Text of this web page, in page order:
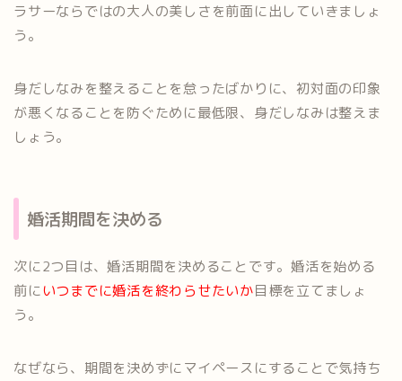
ラサーならではの大人の美しさを前面に出していきましょ
う。
身だしなみを整えることを怠ったばかりに、初対面の印象
が悪くなることを防ぐために最低限、身だしなみは整えま
しょう。
婚活期間を決める
次に2つ目は、婚活期間を決めることです。婚活を始める
前にいつまでに婚活を終わらせたいか目標を立てましょ
う。
なぜなら、期間を決めずにマイペースにすることで気持ち